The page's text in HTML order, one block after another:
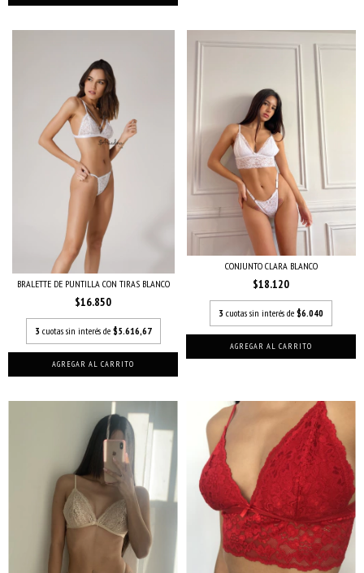
BRALETTE DE PUNTILLA CON TIRAS BLANCO
$16.850
3 cuotas sin interés de $5.616,67
AGREGAR AL CARRITO
CONJUNTO CLARA BLANCO
$18.120
3 cuotas sin interés de $6.040
AGREGAR AL CARRITO